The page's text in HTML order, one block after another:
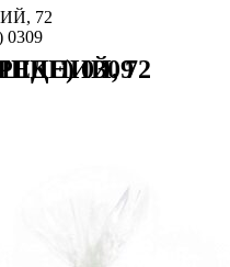
72
(В МЕШКЕ) 0309